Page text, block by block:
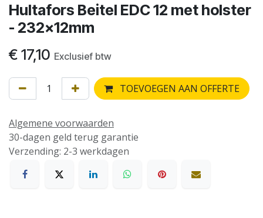
Hultafors Beitel EDC 12 met holster
- 232x12mm
€ 17,10 Exclusief btw
TOEVOEGEN AAN OFFERTE
Algemene voorwaarden
30-dagen geld terug garantie
Verzending: 2-3 werkdagen